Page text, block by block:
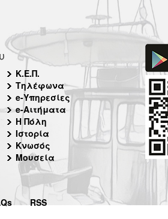
Κ.Ε.Π.
Τηλέφωνα
e-Υπηρεσίες
e-Αιτήματα
Η Πόλη
Ιστορία
Κνωσός
Μουσεία
RSS